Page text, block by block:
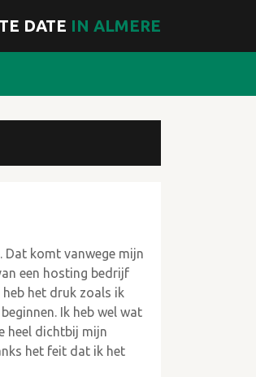
DATE IN ALMERE
Dat komt vanwege mijn
een hosting bedrijf
het druk zoals ik
Ik heb wel wat
heel dichtbij mijn
het feit dat ik het